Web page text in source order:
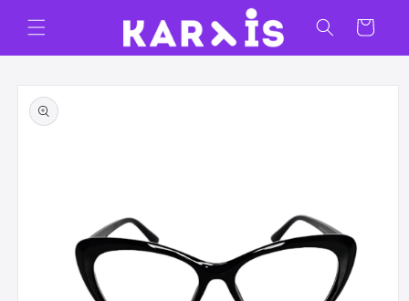
directamente
al contenido
Carrito
información
del producto